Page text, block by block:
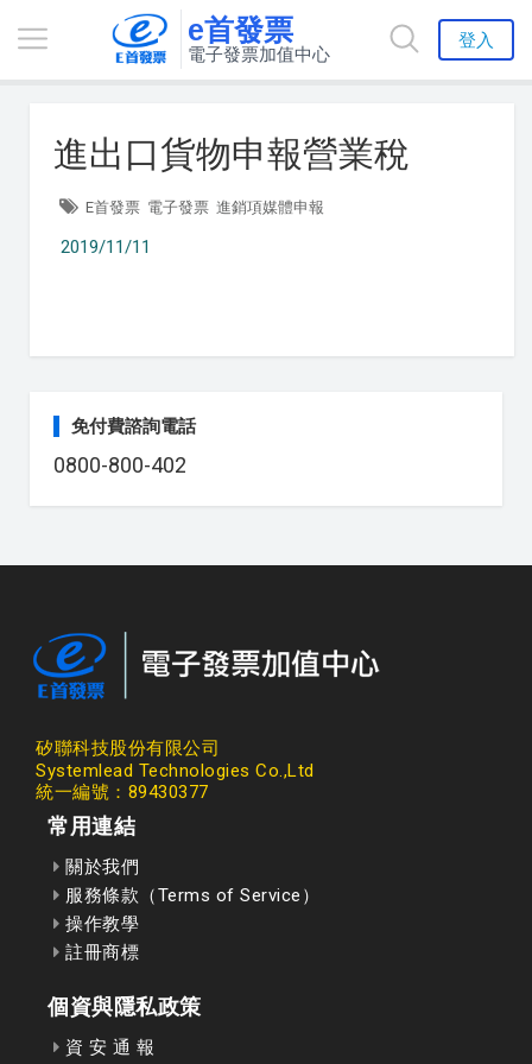
e首發票
電子發票加值中心
登入
進出口貨物申報營業稅
E首發票 電子發票 進銷項媒體申報
2019/11/11
免付費諮詢電話
0800-800-402
矽聯科技股份有限公司
Systemlead Technologies Co.,Ltd
統一編號：89430377
常用連結
關於我們
服務條款（Terms of Service）
操作教學
註冊商標
個資與隱私政策
資 安 通 報